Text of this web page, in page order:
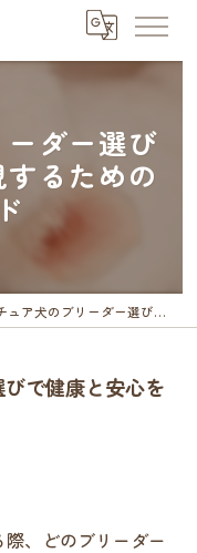
ダー選び
るための
のブリーダー選びで健康と安心を重視するための徹底ガイド
で健康と安心を
、どのブリーダー